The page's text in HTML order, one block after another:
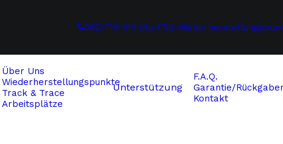
052/719 919 (9u-17u)
Über Uns
Wiederherstellungspunkte
Track & Trace
Arbeitsplätze
Unterstützung
F.A.Q.
Garantie/
Kontakt